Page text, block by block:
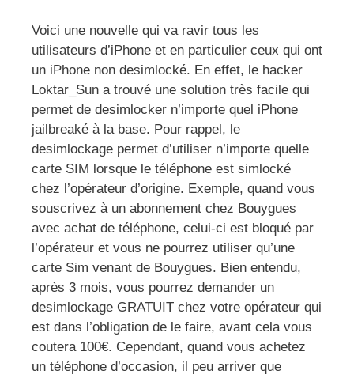
Voici une nouvelle qui va ravir tous les
utilisateurs d’iPhone et en particulier ceux qui ont
un iPhone non desimlocké. En effet, le hacker
Loktar_Sun a trouvé une solution très facile qui
permet de desimlocker n’importe quel iPhone
jailbreaké à la base. Pour rappel, le
desimlockage permet d’utiliser n’importe quelle
carte SIM lorsque le téléphone est simlocké
chez l’opérateur d’origine. Exemple, quand vous
souscrivez à un abonnement chez Bouygues
avec achat de téléphone, celui-ci est bloqué par
l’opérateur et vous ne pourrez utiliser qu’une
carte Sim venant de Bouygues. Bien entendu,
après 3 mois, vous pourrez demander un
desimlockage GRATUIT chez votre opérateur qui
est dans l’obligation de le faire, avant cela vous
coutera 100€. Cependant, quand vous achetez
un téléphone d’occasion, il peu arriver que